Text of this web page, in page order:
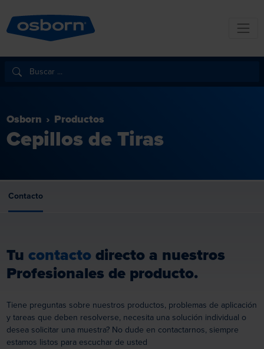
Osborn Productos
Cepillos de Tiras
Contacto
Tu contactodirecto a nuestros
Profesionales de producto.
Tiene preguntas sobre nuestros productos, problemas de aplicación
y tareas que deben resolverse, necesita una solución individual o
desea solicitar una muestra? No dude en contactarnos, siempre
estamos listos para escuchar de usted